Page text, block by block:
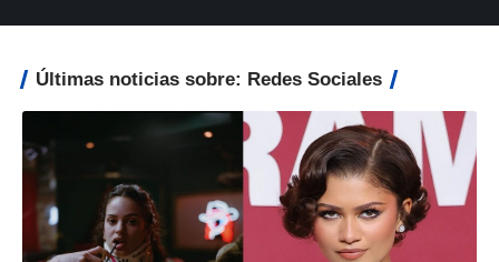
Últimas noticias sobre: Redes Sociales